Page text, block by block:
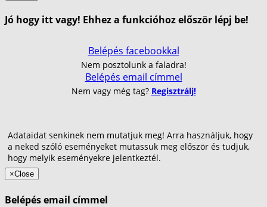
Jó hogy itt vagy! Ehhez a funkcióhoz először lépj be!
Belépés facebookkal
Nem posztolunk a faladra!
Belépés email címmel
Nem vagy még tag? Regisztrálj!
Adataidat senkinek nem mutatjuk meg! Arra használjuk, hogy
a neked szóló eseményeket mutassuk meg először és tudjuk,
hogy melyik eseményekre jelentkeztél.
×Close
Belépés email címmel